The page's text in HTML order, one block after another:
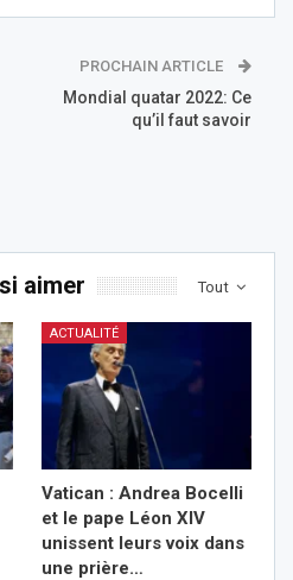
PROCHAIN ARTICLE
Mondial quatar 2022: Ce
qu’il faut savoir
Tout
aimer
ACTUALITÉ
Vatican : Andrea Bocelli
et le pape Léon XIV
unissent leurs voix dans
une prière…